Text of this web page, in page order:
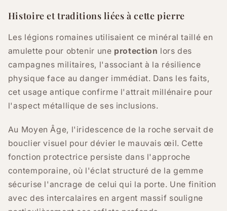
Histoire et traditions liées à cette pierre
Les légions romaines utilisaient ce minéral taillé en
amulette pour obtenir une protection lors des
campagnes militaires, l'associant à la résilience
physique face au danger immédiat. Dans les faits,
cet usage antique confirme l'attrait millénaire pour
l'aspect métallique de ses inclusions.
Au Moyen Âge, l'iridescence de la roche servait de
bouclier visuel pour dévier le mauvais œil. Cette
fonction protectrice persiste dans l'approche
contemporaine, où l'éclat structuré de la gemme
sécurise l'ancrage de celui qui la porte. Une finition
avec des intercalaires en argent massif souligne